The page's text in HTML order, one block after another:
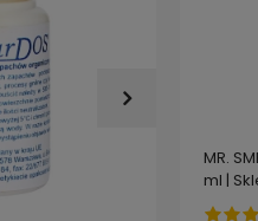
MR.
ml |